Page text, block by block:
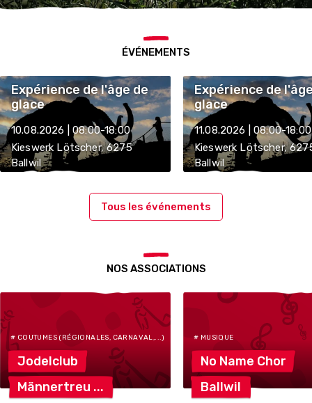
ÉVÉNEMENTS
Expérience de l'âge de
glace
10.08.2026 | 08:00-18:00
Kieswerk Lötscher, 6275
Ballwil
Expérience de
glace
11.08.2026 | 08:00-18:00
Kieswerk Lötscher,
Ballwil
Tous les événements
NOS ASSOCIATIONS
# COUTUMES (RÉGIONALES, CARNAVAL,...)
Jodelclub
Männertreu
# MUSIQUE
No Name Chor
Ballwil